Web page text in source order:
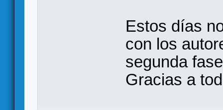
Estos días
con los
segunda
Gracias a